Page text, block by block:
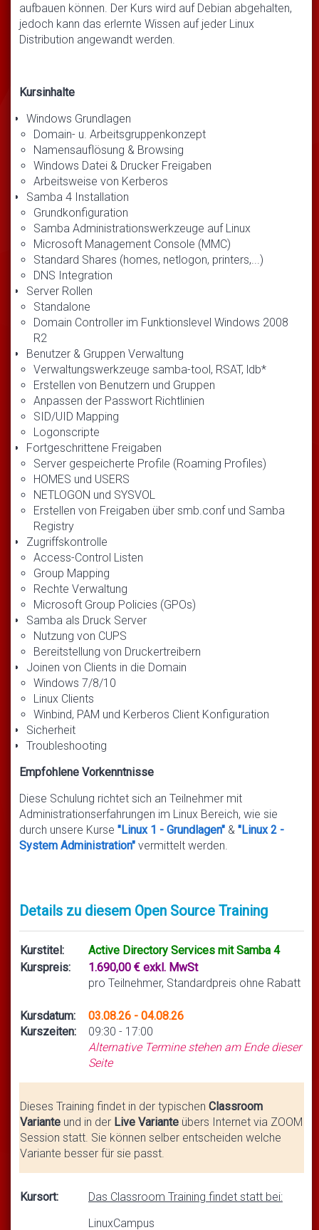
aufbauen können. Der Kurs wird auf Debian abgehalten,
jedoch kann das erlernte Wissen auf jeder Linux
Distribution angewandt werden.
Kursinhalte
Windows Grundlagen
Domain- u. Arbeitsgruppenkonzept
Namensauflösung & Browsing
Windows Datei & Drucker Freigaben
Arbeitsweise von Kerberos
Samba 4 Installation
Grundkonfiguration
Samba Administrationswerkzeuge auf Linux
Microsoft Management Console (MMC)
Standard Shares (homes, netlogon, printers,...)
DNS Integration
Server Rollen
Standalone
Domain Controller im Funktionslevel Windows 2008
R2
Benutzer & Gruppen Verwaltung
Verwaltungswerkzeuge samba-tool, RSAT, ldb*
Erstellen von Benutzern und Gruppen
Anpassen der Passwort Richtlinien
SID/UID Mapping
Logonscripte
Fortgeschrittene Freigaben
Server gespeicherte Profile (Roaming Profiles)
HOMES und USERS
NETLOGON und SYSVOL
Erstellen von Freigaben über smb.conf und Samba
Registry
Zugriffskontrolle
Access-Control Listen
Group Mapping
Rechte Verwaltung
Microsoft Group Policies (GPOs)
Samba als Druck Server
Nutzung von CUPS
Bereitstellung von Druckertreibern
Joinen von Clients in die Domain
Windows 7/8/10
Linux Clients
Winbind, PAM und Kerberos Client Konfiguration
Sicherheit
Troubleshooting
Empfohlene Vorkenntnisse
Diese Schulung richtet sich an Teilnehmer mit
Administrationserfahrungen im Linux Bereich, wie sie
durch unsere Kurse "Linux 1 - Grundlagen" & "Linux 2 -
System Administration" vermittelt werden.
Details zu diesem Open Source Training
Kurstitel:
Active Directory Services mit Samba 4
Kurspreis:
1.690,00 € exkl. MwSt
pro Teilnehmer, Standardpreis ohne Rabatt
Kursdatum:
Kurszeiten:
03.08.26 - 04.08.26
09:30 - 17:00
Alternative Termine stehen am Ende dieser
Seite
Dieses Training findet in der typischen Classroom
Variante und in der Live Variante übers Internet via ZOOM
Session statt. Sie können selber entscheiden welche
Variante besser für sie passt.
Kursort:
Das Classroom Training findet statt bei:
LinuxCampus